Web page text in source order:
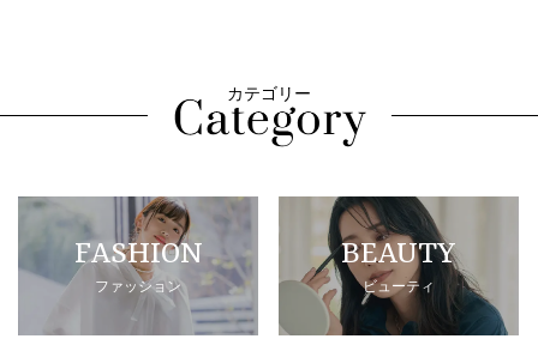
カテゴリー
FASHION
ファッション
BEAUTY
ビューティ